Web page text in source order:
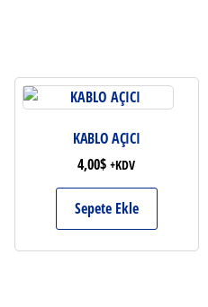
KABLO AÇICI
4,00$ +KDV
Sepete Ekle